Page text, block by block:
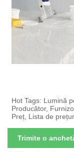
Hot Tags: Lumină
Producător,
Preț, Lista de
Trimite o